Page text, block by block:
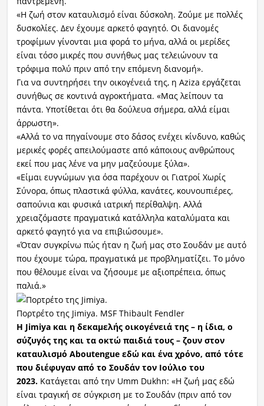
«Η ζωή στον καταυλισμό είναι δύσκολη. Ζούμε με πολλές
δυσκολίες. Δεν έχουμε αρκετό φαγητό. Οι διανομές
τροφίμων γίνονται μια φορά το μήνα, αλλά οι μερίδες
είναι τόσο μικρές που συνήθως μας τελειώνουν τα
τρόφιμα πολύ πριν από την επόμενη διανομή».
Για να συντηρήσει την οικογένειά της, η Aziza εργάζεται
συνήθως σε κοντινά αγροκτήματα. «Μας λείπουν τα
πάντα. Υποτίθεται ότι θα δούλευα σήμερα, αλλά είμαι
άρρωστη».
«Αλλά το να πηγαίνουμε στο δάσος ενέχει κίνδυνο, καθώς
μερικές φορές απειλούμαστε από κάποιους ανθρώπους
εκεί που μας λένε να μην μαζεύουμε ξύλα».
«Είμαι ευγνώμων για όσα παρέχουν οι Γιατροί Χωρίς
Σύνορα, όπως πλαστικά φύλλα, κανάτες, κουνουπιέρες,
σαπούνια και φυσικά ιατρική περίθαλψη. Αλλά
χρειαζόμαστε πραγματικά κατάλληλα καταλύματα και
αρκετό φαγητό για να επιβιώσουμε».
«Όταν συγκρίνω πώς ήταν η ζωή μας στο Σουδάν με αυτό
που έχουμε τώρα, πραγματικά με προβληματίζει. Το μόνο
που θέλουμε είναι να ζήσουμε με αξιοπρέπεια, όπως
παλιά.»
Πορτρέτο της Jimiya. MSF Thibault Fendler
Η Jimiya και η δεκαμελής οικογένειά της – η ίδια, ο
σύζυγός της και τα οκτώ παιδιά τους – ζουν στον
καταυλισμό Aboutengue εδώ και ένα χρόνο, από τότε
που διέφυγαν από το Σουδάν τον Ιούλιο του
2023.Κατάγεται από την Umm Dukhn: «Η ζωή μας εδώ
είναι τραγική σε σύγκριση με το Σουδάν (πριν από τον